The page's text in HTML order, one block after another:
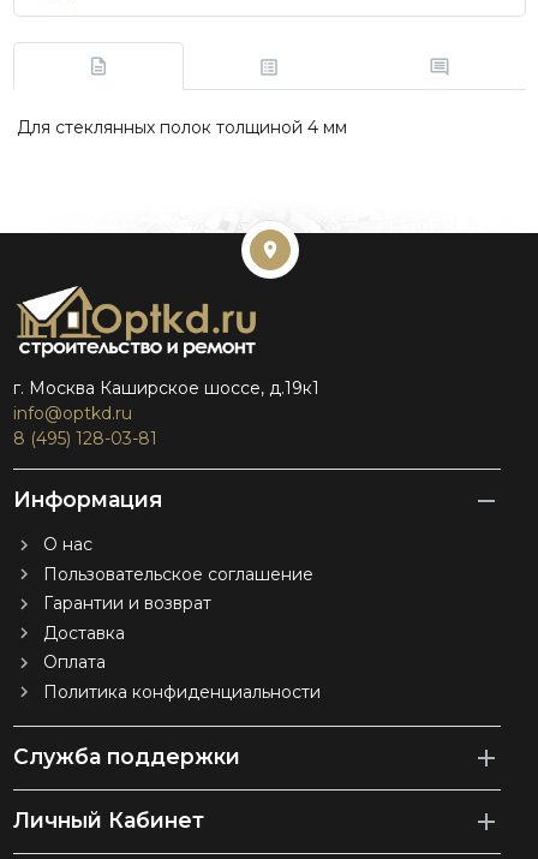
Для стеклянных полок толщиной 4 мм
г. Москва Каширское шоссе, д.19к1
info@optkd.ru
8 (495) 128-03-81
Информация
О нас
Пользовательское соглашение
Гарантии и возврат
Доставка
Оплата
Политика конфиденциальности
Служба поддержки
Личный Кабинет